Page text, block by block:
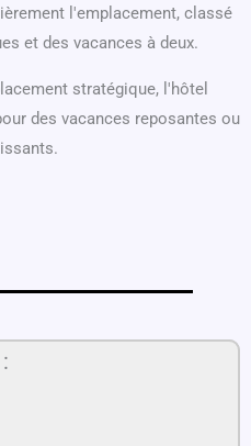
l'emplacement, classé
et des vacances à deux.
stratégique, l'hôtel
des vacances reposantes ou